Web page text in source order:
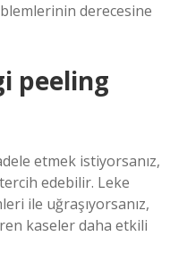
derecesine
peeling
etmek istiyorsanız,
edebilir. Leke
ile uğraşıyorsanız,
kaseler daha etkili